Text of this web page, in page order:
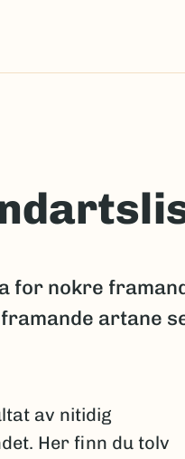
for nokre
artane
av nitidig
Her finn du tolv